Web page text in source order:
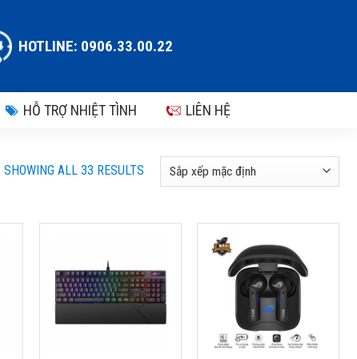
HOTLINE: 0906.33.00.22
HỖ TRỢ NHIỆT TÌNH LIÊN HỆ
SHOWING ALL 33 RESULTS
ROG STRIX SCOPE II
(WIRED, FULL-SIZED,
RGB, CÔNG TẮC CƠ
QUANG HỌC ROG RX,
ĐEN )
TAI NGHE ASUS ROG
CETRA TRUE
WIRELESS
Củ loa ASUS Essence 10
mm cho âm thanh vượt trội
Tích hợp công nghệ
Armory Crate cho độ chễ